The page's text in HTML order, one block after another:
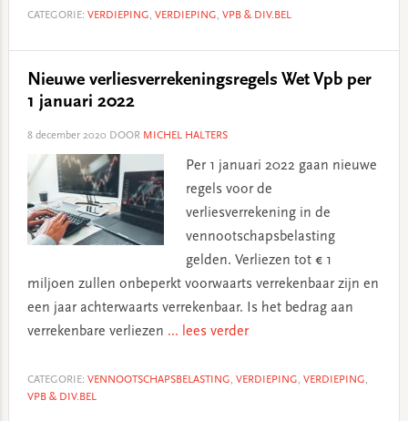
CATEGORIE: VERDIEPING, VERDIEPING, VPB & DIV.BEL
Nieuwe verliesverrekeningsregels Wet Vpb per
1 januari 2022
8 december 2020 DOOR MICHEL HALTERS
Per 1 januari 2022 gaan nieuwe
regels voor de
verliesverrekening in de
vennootschapsbelasting
gelden. Verliezen tot € 1
miljoen zullen onbeperkt voorwaarts verrekenbaar zijn en
een jaar achterwaarts verrekenbaar. Is het bedrag aan
verrekenbare verliezen ... lees verder
CATEGORIE: VENNOOTSCHAPSBELASTING, VERDIEPING, VERDIEPING,
VPB & DIV.BEL